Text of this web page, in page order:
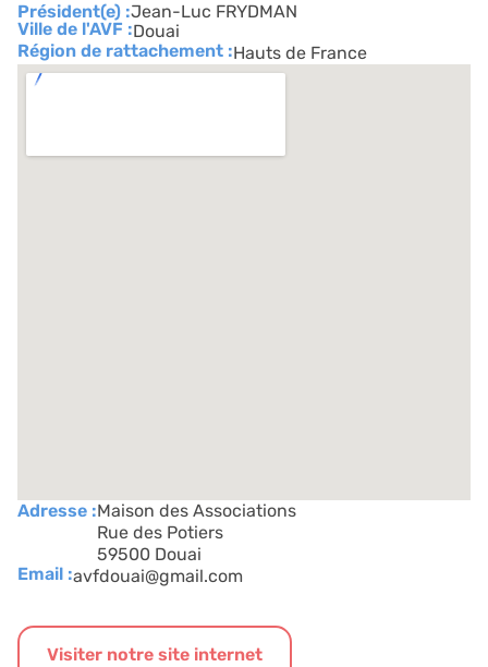
Président(e) :Jean-Luc FRYDMAN
Ville de l'AVF :Douai
Région de rattachement :Hauts de France
Adresse :Maison des Associations
Rue des Potiers
59500 Douai
Email :avfdouai@gmail.com
Visiter notre site internet